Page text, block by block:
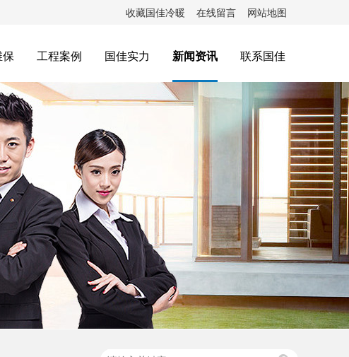
收藏国佳冷暖 在线留言 网站地图
保 工程案例 国佳实力 新闻资讯 联系国佳